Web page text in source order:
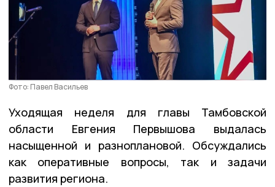
Фото: Павел Васильев
Уходящая неделя для главы Тамбовской
области Евгения Первышова выдалась
насыщенной и разноплановой. Обсуждались
как оперативные вопросы, так и задачи
развития региона.